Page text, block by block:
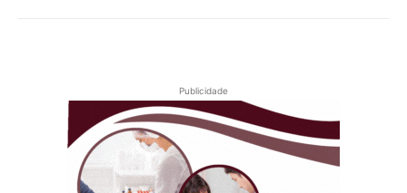
Publicidade